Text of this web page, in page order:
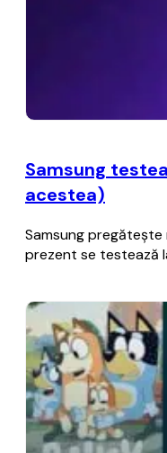
Samsung
acestea)
Samsung
prezent se testează